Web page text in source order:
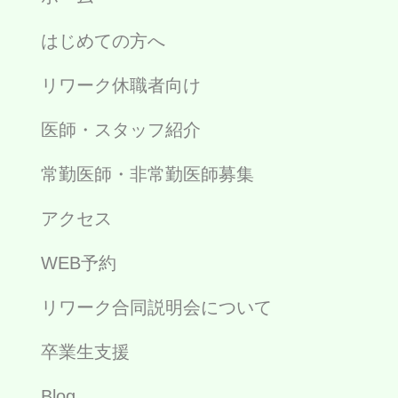
はじめての方へ
リワーク休職者向け
医師・スタッフ紹介
常勤医師・非常勤医師募集
アクセス
WEB予約
リワーク合同説明会について
卒業生支援